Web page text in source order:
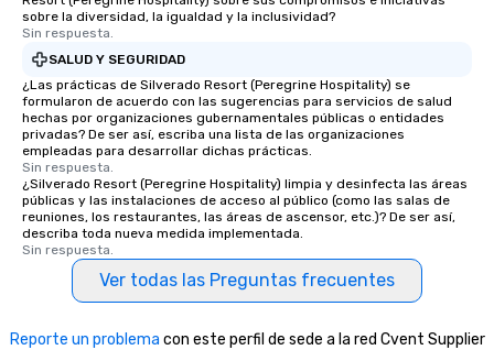
sobre la diversidad, la igualdad y la inclusividad?
Sin respuesta.
SALUD Y SEGURIDAD
¿Las prácticas de Silverado Resort (Peregrine Hospitality) se
formularon de acuerdo con las sugerencias para servicios de salud
hechas por organizaciones gubernamentales públicas o entidades
privadas? De ser así, escriba una lista de las organizaciones
empleadas para desarrollar dichas prácticas.
Sin respuesta.
¿Silverado Resort (Peregrine Hospitality) limpia y desinfecta las áreas
públicas y las instalaciones de acceso al público (como las salas de
reuniones, los restaurantes, las áreas de ascensor, etc.)? De ser así,
describa toda nueva medida implementada.
Sin respuesta.
Ver todas las Preguntas frecuentes
Reporte un problema con este perfil de sede a la red Cvent Supplier